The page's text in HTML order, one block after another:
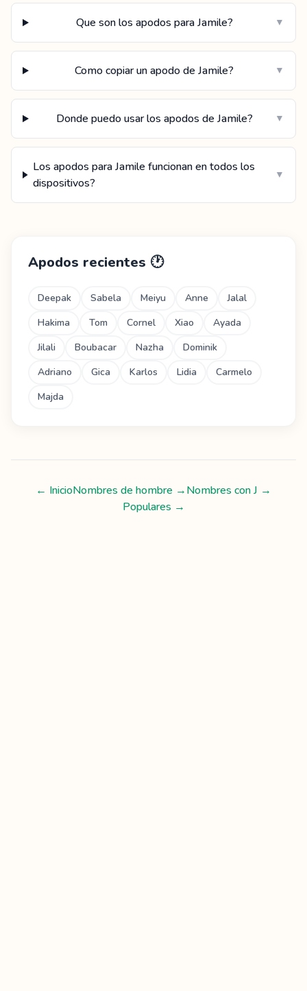
Que son los apodos para Jamile? ▼
Como copiar un apodo de Jamile? ▼
Donde puedo usar los apodos de Jamile? ▼
Los apodos para Jamile funcionan en todos los
dispositivos?
▼
Apodos recientes 🕐
Deepak Sabela Meiyu Anne
Jalal
Hakima
Tom Cornel Xiao
Ayada
Jilali
Boubacar Nazha
Dominik
Adriano
Gica Karlos Lidia
Carmelo
Majda
← InicioNombres de hombre →Nombres conJ →
Populares →